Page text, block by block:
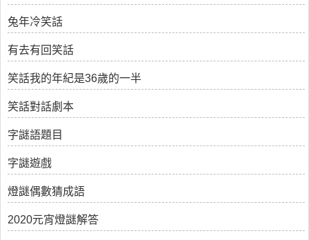
兔年冷笑話
有去有回笑話
笑話我的年紀是36歲的一半
笑話對話劇本
字謎語題目
字謎遊戲
燈謎偶數猜成語
2020元宵燈謎解答